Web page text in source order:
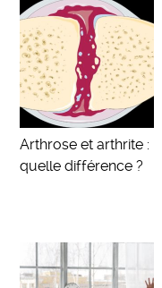
Arthrose et arthrite :
quelle différence ?